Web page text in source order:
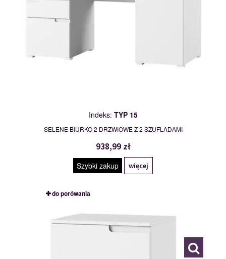
Indeks: TYP 15
SELENE BIURKO 2 DRZWIOWE Z 2 SZUFLADAMI
938,99 zł
Szybki zakup więcej
do porówania
111871